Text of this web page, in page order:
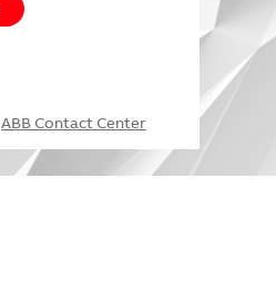
ABB Contact Center